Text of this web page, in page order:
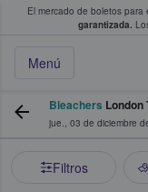
El mercado de boletos
garantizada.
Menú
fans
Bleachers London
jue., 03 de diciembre
Filtros